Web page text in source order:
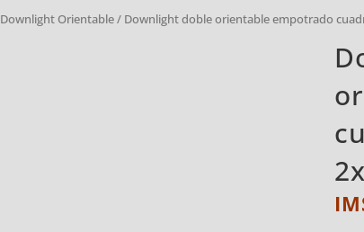
Downlight Orientable/ Downlight doble orientable empotrado